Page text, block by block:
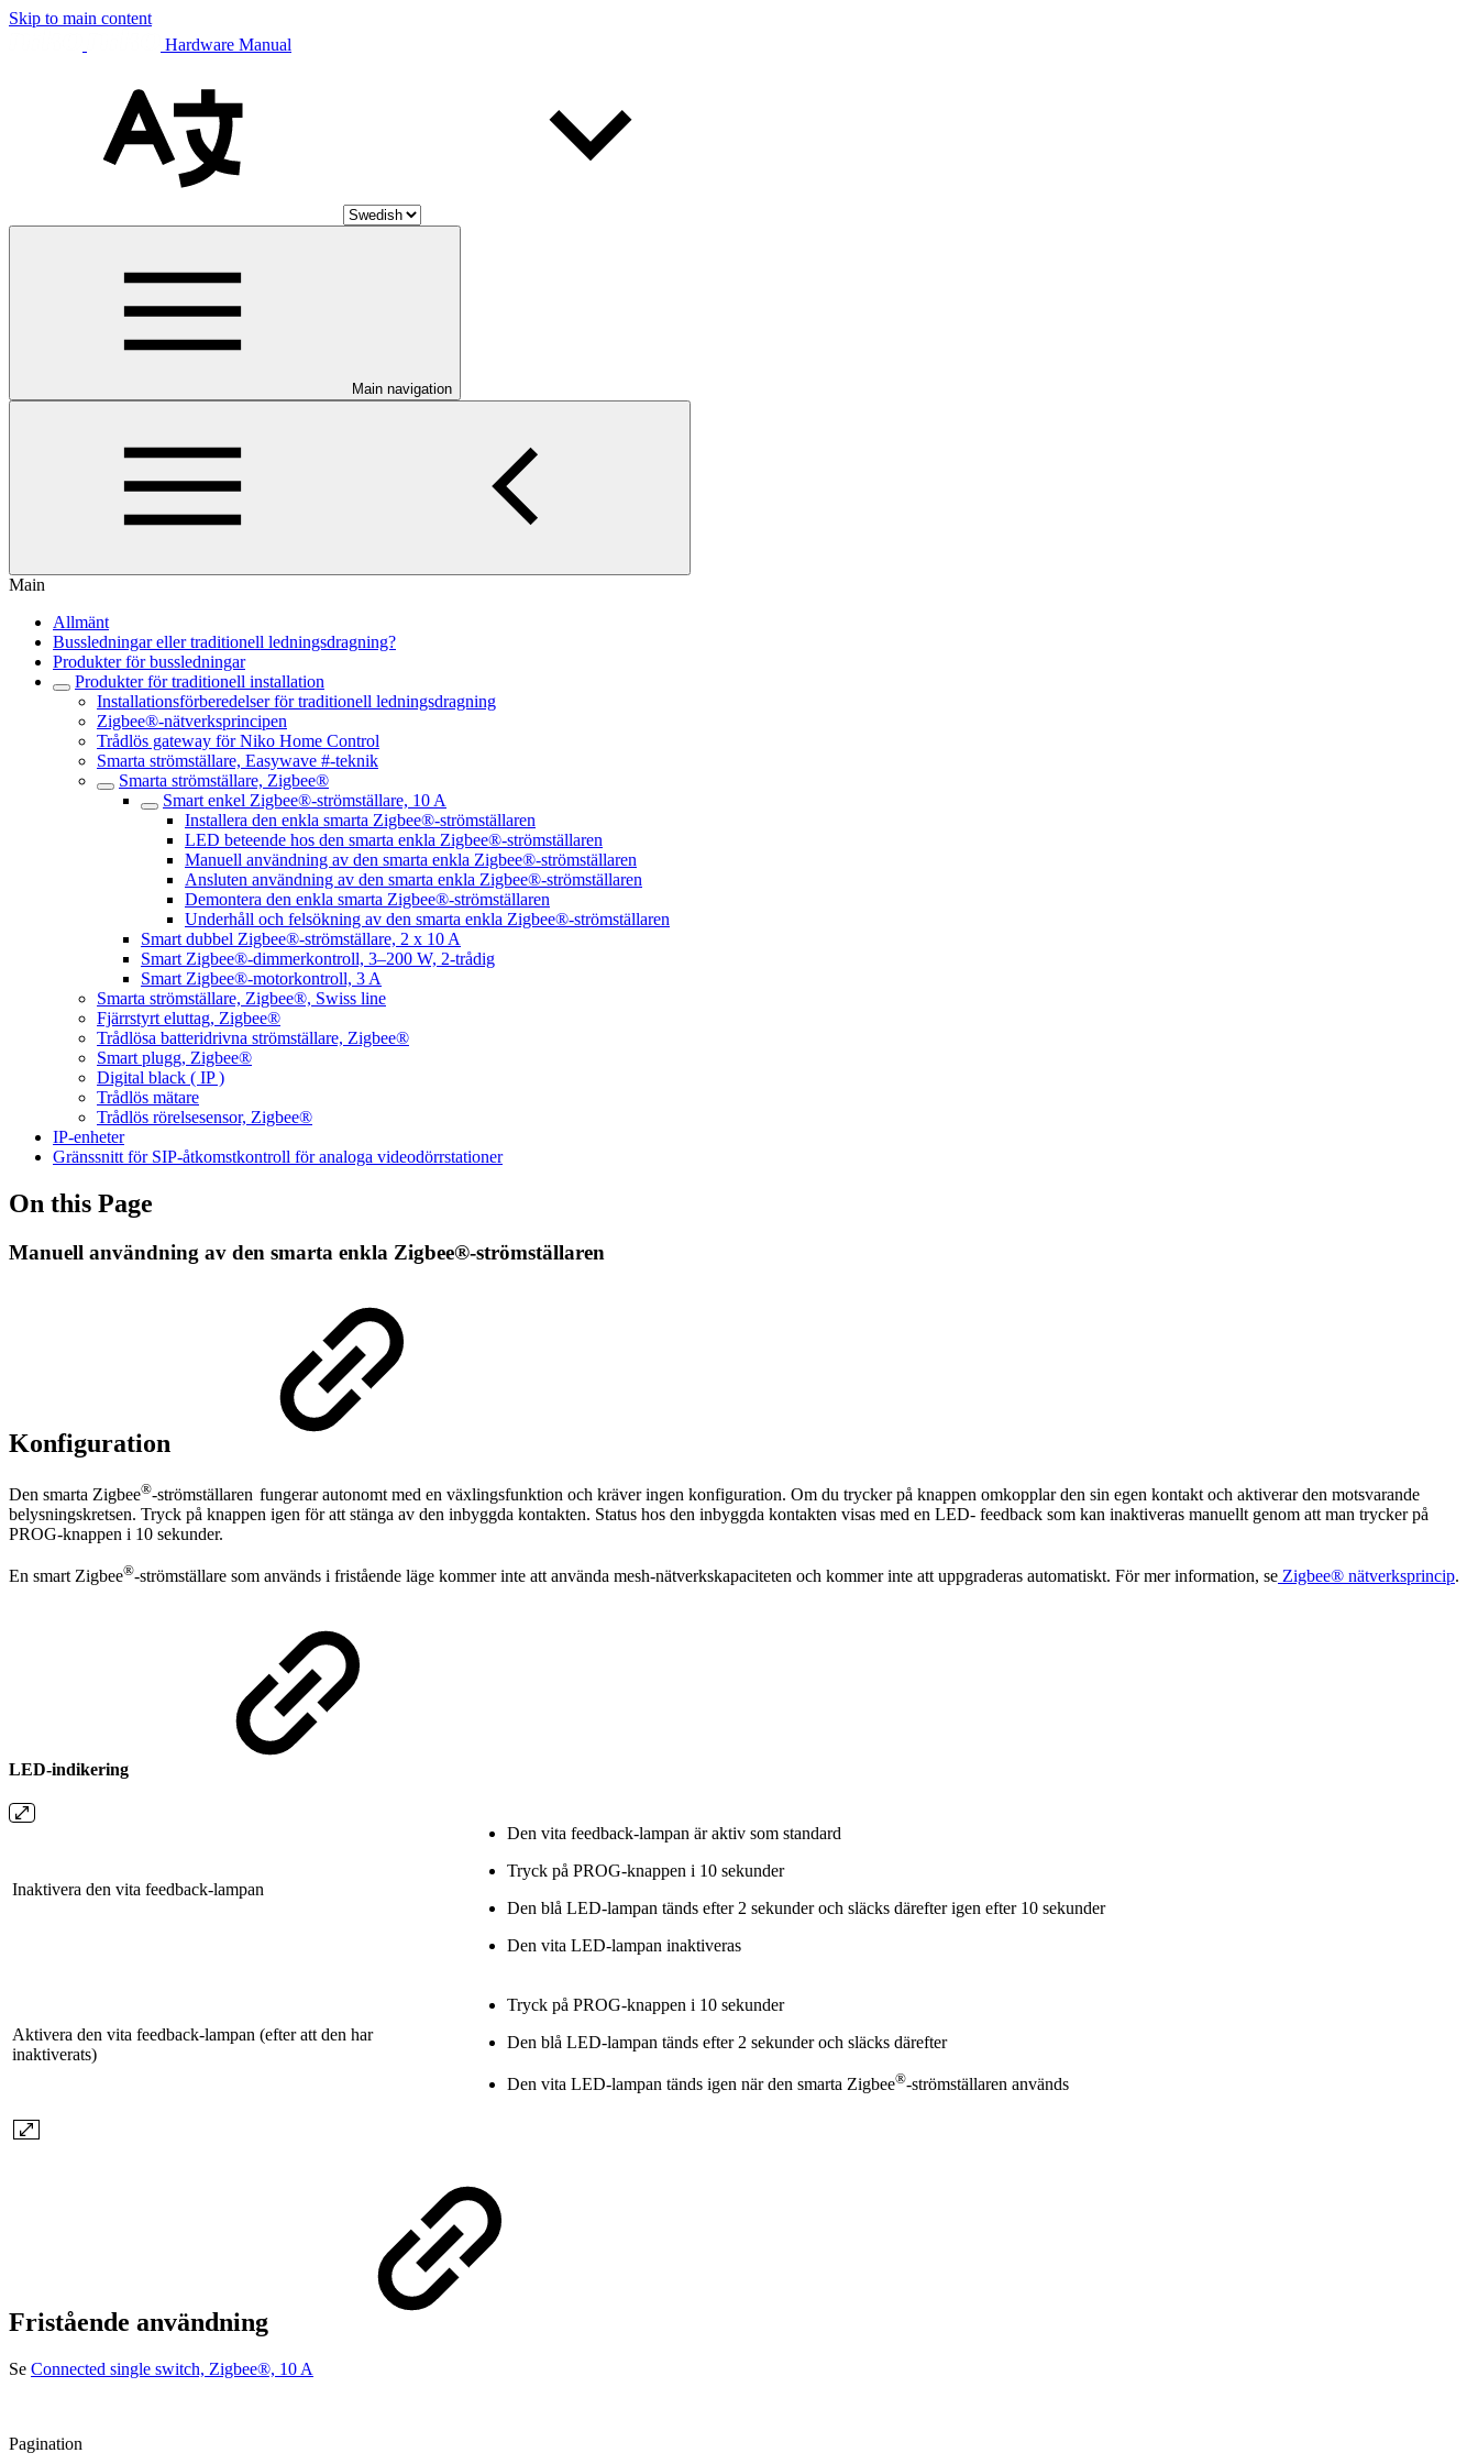
Skip to main content
Hardware Manual
Main navigation
Main
Allmänt
Bussledningar eller traditionell ledningsdragning?
Produkter för bussledningar
Produkter för traditionell installation
Installationsförberedelser för traditionell ledningsdragning
Zigbee®-nätverksprincipen
Trådlös gateway för Niko Home Control
Smarta strömställare, Easywave #-teknik
Smarta strömställare, Zigbee®
Smart enkel Zigbee®-strömställare, 10 A
Installera den enkla smarta Zigbee®-strömställaren
LED beteende hos den smarta enkla Zigbee®-strömställaren
Manuell användning av den smarta enkla Zigbee®-strömställaren
Ansluten användning av den smarta enkla Zigbee®-strömställaren
Demontera den enkla smarta Zigbee®-strömställaren
Underhåll och felsökning av den smarta enkla Zigbee®-strömställaren
Smart dubbel Zigbee®-strömställare, 2 x 10 A
Smart Zigbee®-dimmerkontroll, 3–200 W, 2-trådig
Smart Zigbee®-motorkontroll, 3 A
Smarta strömställare, Zigbee®, Swiss line
Fjärrstyrt eluttag, Zigbee®
Trådlösa batteridrivna strömställare, Zigbee®
Smart plugg, Zigbee®
Digital black ( IP )
Trådlös mätare
Trådlös rörelsesensor, Zigbee®
IP-enheter
Gränssnitt för SIP-åtkomstkontroll för analoga videodörrstationer
On this Page
Manuell användning av den smarta enkla Zigbee®-strömställaren
Konfiguration
Den smarta Zigbee®-strömställaren fungerar autonomt med en växlingsfunktion och kräver ingen konfiguration. Om du trycker på knappen omkopplar den sin egen kontakt och aktiverar den motsvarande
belysningskretsen. Tryck på knappen igen för att stänga av den inbyggda kontakten. Status hos den inbyggda kontakten visas med en LED- feedback som kan inaktiveras manuellt genom att man trycker på
PROG-knappen i 10 sekunder.
En smart Zigbee®-strömställare som används i fristående läge kommer inte att använda mesh-nätverkskapaciteten och kommer inte att uppgraderas automatiskt. För mer information, se Zigbee® nätverksprincip.
LED-indikering
Inaktivera den vita feedback-lampan
Den vita feedback-lampan är aktiv som standard
Tryck på PROG-knappen i 10 sekunder
Den blå LED-lampan tänds efter 2 sekunder och släcks därefter igen efter 10 sekunder
Den vita LED-lampan inaktiveras
Aktivera den vita feedback-lampan (efter att den har
inaktiverats)
Tryck på PROG-knappen i 10 sekunder
Den blå LED-lampan tänds efter 2 sekunder och släcks därefter
Den vita LED-lampan tänds igen när den smarta Zigbee®-strömställaren används
Fristående användning
Se Connected single switch, Zigbee®, 10 A
Pagination